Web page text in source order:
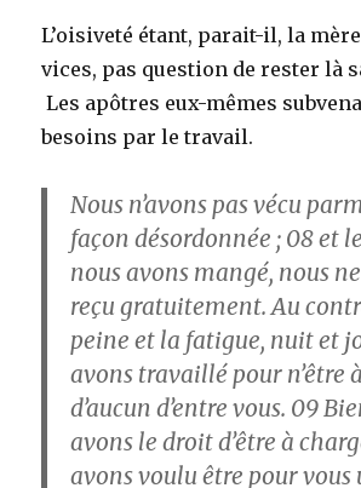
L’oisiveté étant, parait-il, la
vices, pas question de rester là
Les apôtres eux-mêmes
besoins par le travail.
Nous n’avons pas vécu
façon désordonnée ; 08et
nous avons mangé, nous
reçu gratuitement. Au
peine et la fatigue, nuit et
avons travaillé pour n’être
d’aucun d’entre vous. 09
avons le droit d’être à
avons voulu être pour vous